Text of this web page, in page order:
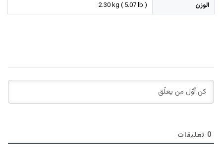
الوزن
2.30 kg ( 5.07 lb )
0 تعليقات